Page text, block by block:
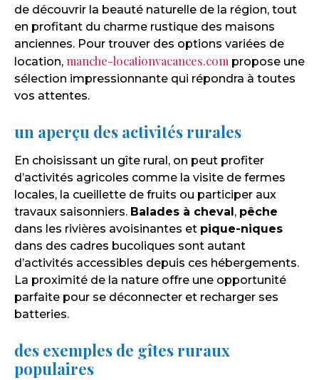
de découvrir la beauté naturelle de la région, tout
en profitant du charme rustique des maisons
anciennes. Pour trouver des options variées de
location, manche-locationvacances.com propose une
sélection impressionnante qui répondra à toutes
vos attentes.
un aperçu des activités rurales
En choisissant un gîte rural, on peut profiter
d’activités agricoles comme la visite de fermes
locales, la cueillette de fruits ou participer aux
travaux saisonniers. Balades à cheval, pêche
dans les rivières avoisinantes et pique-niques
dans des cadres bucoliques sont autant
d’activités accessibles depuis ces hébergements.
La proximité de la nature offre une opportunité
parfaite pour se déconnecter et recharger ses
batteries.
des exemples de gîtes ruraux
populaires